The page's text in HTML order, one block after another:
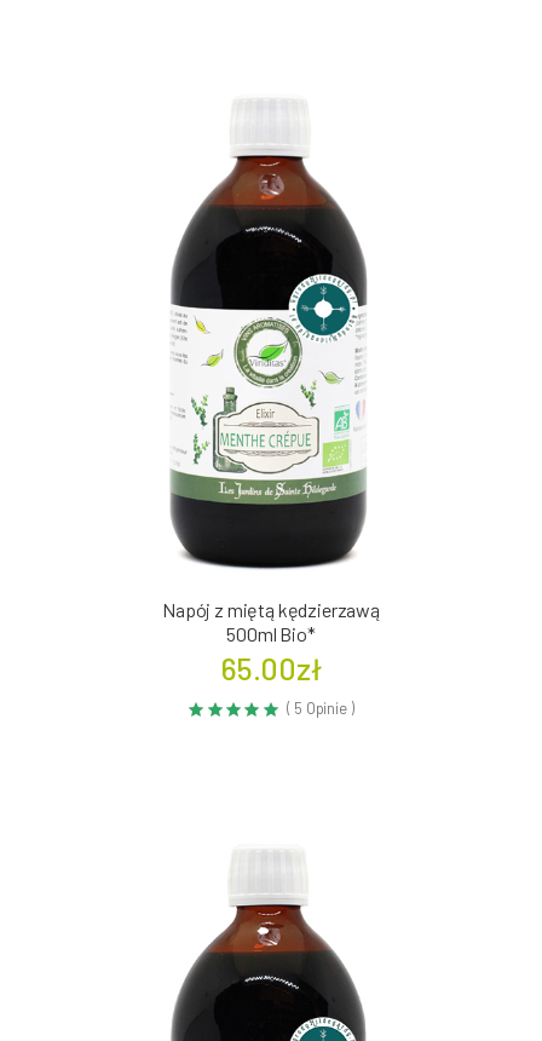
Napój z miętą kędzierzawą
500ml Bio*
65.00zł
( 5 Opinie )